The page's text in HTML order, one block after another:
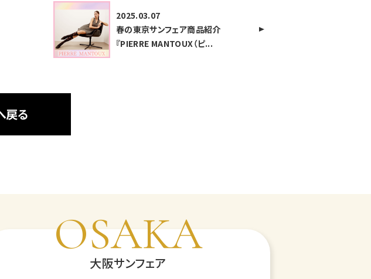
2025.03.07
春の東京サンフェア商品紹介
『PIERRE MANTOUX（ピ...
戻る
OSAKA
大阪サンフェア